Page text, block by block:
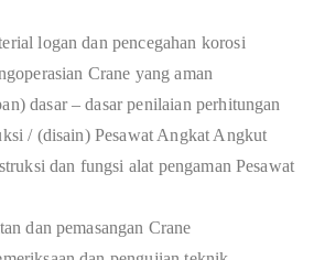
logan dan pencegahan korosi
Crane yang aman
dasar – dasar penilaian perhitungan
/ (disain) Pesawat Angkat Angkut
dan fungsi alat pengaman Pesawat
dan pemasangan Crane